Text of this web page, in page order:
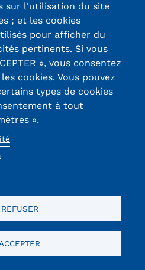
Coller votre CV
rar, zip.
mathématique
si vous êtes un visiteur
sur l'utilisation du site
; et les cookies
pour afficher du
pertinents. Si vous
», vous consentez
cookies. Vous pouvez
types de cookies
à tout
».